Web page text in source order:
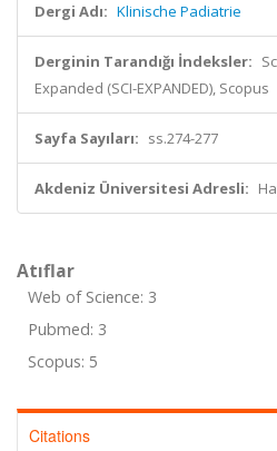
Dergi Adı: Klinische Padiatrie
Derginin Tarandığı İndeksler:
Expanded (SCI-EXPANDED), Scopus
Sayfa Sayıları: ss.274-277
Akdeniz Üniversitesi Adresli:
Atıflar
Web of Science: 3
Pubmed: 3
Scopus: 5
Citations